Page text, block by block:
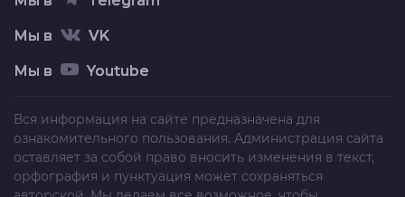
Мы в VK
Мы в Youtube
Вся информация на сайте предназначена для
ознакомительного пользования. Администрация сайта
оставляет за собой право вносить изменения в текст,
орфография и пунктуация может сохраняться